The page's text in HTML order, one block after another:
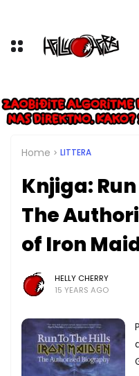
Home LITTERA
Knjiga:
The
of Iron
HELLY CHERRY
15 YEARS AGO